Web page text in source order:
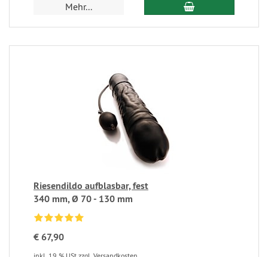
Mehr...
Riesendildo aufblasbar, fest
340 mm, Ø 70 - 130 mm
€ 67,90